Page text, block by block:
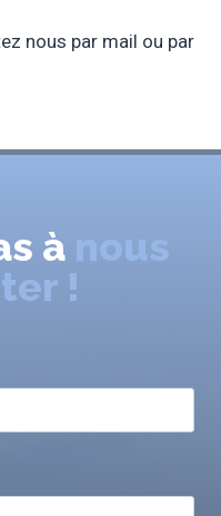
nous par mail ou par
à nous
!